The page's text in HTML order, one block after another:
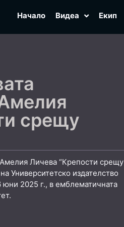
Начало Видеа Екип
срещу
Личева “Крепости срещу
Университетско издателство
юни 2025 г., в емблематичната